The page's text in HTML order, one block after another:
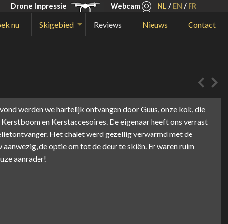
Drone Impressie Webcam NL / EN / FR
nu Skigebied Reviews Nieuws Contact
werden we hartelijk ontvangen door Guus, onze kok, die
en Kerstaccesoires. De eigenaar heeft ons verrast
Het chalet werd gezellig verwarmd met de
de optie om tot de deur te skiën. Er waren ruim
aanrader!